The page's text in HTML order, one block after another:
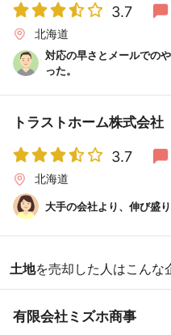
3.7
北海道
対応の早さとメールでの
った。
トラストホーム株式会社
3.7
北海道
大手の会社より、伸び盛り
土地を売却した人はこんな
有限会社ミズホ商事